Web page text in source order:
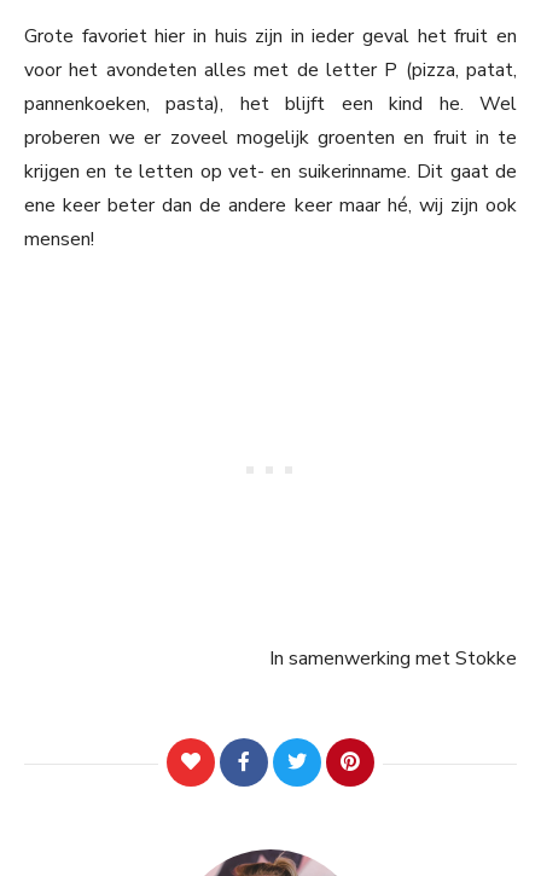
Grote favoriet hier in huis zijn in ieder geval het fruit en
voor het avondeten alles met de letter P (pizza, patat,
pannenkoeken, pasta), het blijft een kind he. Wel
proberen we er zoveel mogelijk groenten en fruit in te
krijgen en te letten op vet- en suikerinname. Dit gaat de
ene keer beter dan de andere keer maar hé, wij zijn ook
mensen!
In samenwerking met Stokke